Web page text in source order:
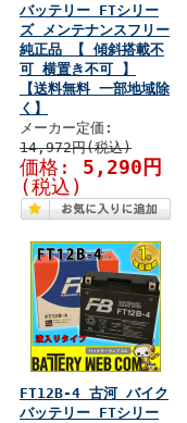
バッテリー FTシリー
ズ メンテナンスフリー
純正品 【 傾斜搭載不
可 横置き不可 】
【送料無料 一部地域除
く】
メーカー定価:
14,972円(税込)
価格: 5,290円
(税込)
FT12B-4 古河 バイク
バッテリー FTシリー